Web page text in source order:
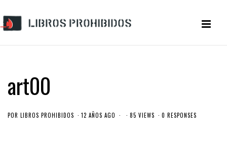
art00
POR LIBROS PROHIBIDOS 12 AÑOS AGO 85 VIEWS 0 RESPONSES